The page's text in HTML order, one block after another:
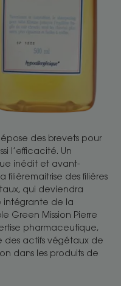
des brevets pour
l’efficacité. Un
inédit et avant-
filièremaitrise des filières
qui deviendra
intégrante de la
Green Mission Pierre
pharmaceutique,
des actifs végétaux de
dans les produits de